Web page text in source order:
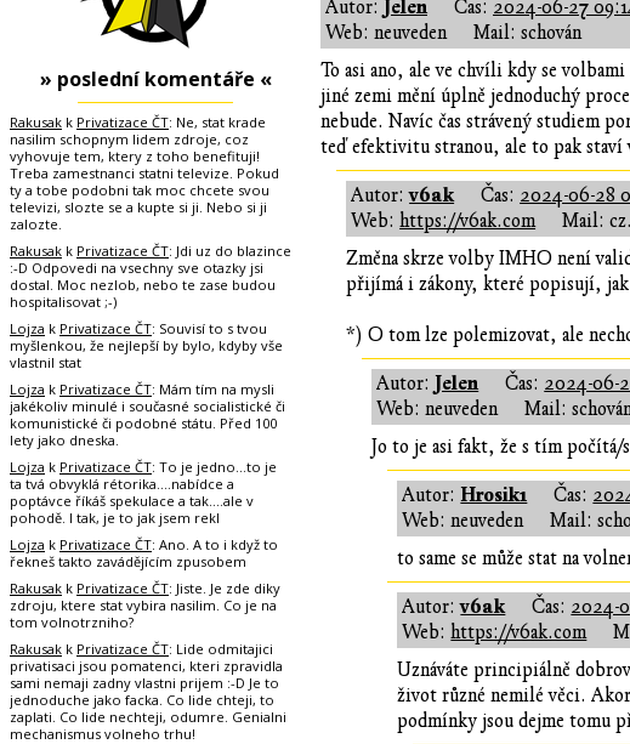
Autor: Jelen Čas: 2024-06-27
Web: neuveden
Mail: schován
To asi ano, ale ve chvíli kdy se
jiné zemi mění úplně jednoduchý
nebude. Navíc čas strávený studiem
teď efektivitu stranou, ale to pak staví
Autor:v6ak Čas: 2024-06-28
Web:https://v6ak.com
Mail:
Změna skrze volby IMHO není
přijímá i zákony, které popisují,
*) O tom lze polemizovat, ale
Autor: Jelen Čas: 2024-06-
Web: neuveden
Mail:
Jo to je asi fakt, že s tím
Autor:Hrosik1 Čas:
Web: neuveden
Mail:
to same se může stat na
Autor:v6ak Čas: 2024-
Web:https://v6ak.com
Uznáváte principiálně
život různé nemilé věci.
podmínky jsou dejme tomu
» poslední komentáře «
Rakusak k Privatizace ČT: Ne, stat krade
nasilim schopnym lidem zdroje, coz
vyhovuje tem, ktery z toho benefituji!
Treba zamestnanci statni televize. Pokud
ty a tobe podobni tak moc chcete svou
televizi, slozte se a kupte si ji. Nebo si ji
zalozte.
Rakusak k Privatizace ČT: Jdi uz do blazince
:-D Odpovedi na vsechny sve otazky jsi
dostal. Moc nezlob, nebo te zase budou
hospitalisovat ;-)
Lojza k Privatizace ČT: Souvisí to s tvou
myšlenkou, že nejlepší by bylo, kdyby vše
vlastnil stat
Lojza k Privatizace ČT: Mám tím na mysli
jakékoliv minulé i současné socialistické či
komunistické či podobné státu. Před 100
lety jako dneska.
Lojza k Privatizace ČT: To je jedno...to je
ta tvá obvyklá rétorika....nabídce a
poptávce říkáš spekulace a tak....ale v
pohodě. I tak, je to jak jsem rekl
Lojza k Privatizace ČT: Ano. A to i když to
řekneš takto zavádějícím zpusobem
Rakusak k Privatizace ČT: Jiste. Je zde diky
zdroju, ktere stat vybira nasilim. Co je na
tom volnotrzniho?
Rakusak k Privatizace ČT: Lide odmitajici
privatisaci jsou pomatenci, kteri zpravidla
sami nemaji zadny vlastni prijem :-D Je to
jednoduche jako facka. Co lide chteji, to
zaplati. Co lide nechteji, odumre. Genialni
mechanismus volneho trhu!